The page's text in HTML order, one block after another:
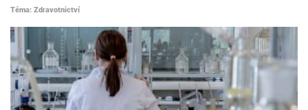
Téma: Zdravotnictví